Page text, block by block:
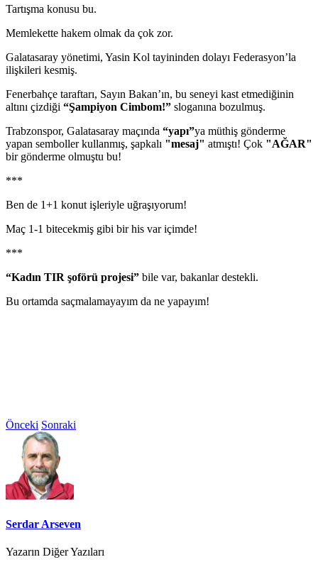
Tartışma konusu bu.
Memlekette hakem olmak da çok zor.
Galatasaray yönetimi, Yasin Kol tayininden dolayı Federasyon’la
ilişkileri kesmiş.
Fenerbahçe taraftarı, Sayın Bakan’ın, bu seneyi kast etmediğinin
altını çizdiği “Şampiyon Cimbom!” sloganına bozulmuş.
Trabzonspor, Galatasaray maçında “yapı”ya müthiş gönderme
yapan semboller kullanmış, şapkalı "mesaj" atmıştı! Çok "AĞAR"
bir gönderme olmuştu bu!
***
Ben de 1+1 konut işleriyle uğraşıyorum!
Maç 1-1 bitecekmiş gibi bir his var içimde!
***
“Kadın TIR şoförü projesi” bile var, bakanlar destekli.
Bu ortamda saçmalamayayım da ne yapayım!
Önceki Sonraki
Serdar Arseven
Yazarın Diğer Yazıları